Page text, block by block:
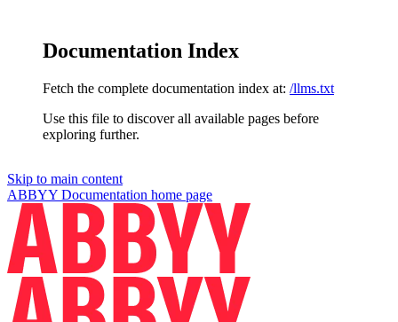
Documentation Index
Fetch the complete documentation index at: /llms.txt
Use this file to discover all available pages before
exploring further.
Skip to main content
ABBYY Documentation home page